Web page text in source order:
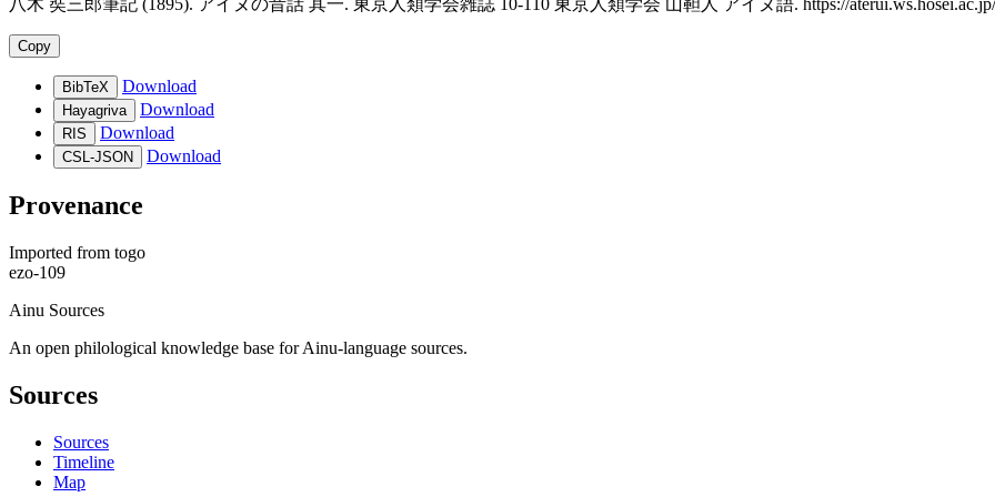
Copy
BibTeX Download
Hayagriva Download
RIS Download
CSL-JSON Download
Provenance
Imported from togo
ezo-109
Ainu Sources
An open philological knowledge base for Ainu-language sources.
Sources
Sources
Timeline
Map